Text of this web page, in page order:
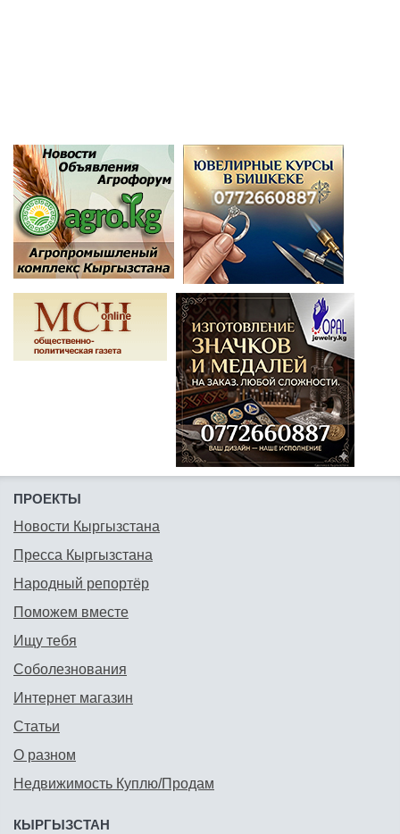
ПРОЕКТЫ
Новости Кыргызстана
Пресса Кыргызстана
Народный репортёр
Поможем вместе
Ищу тебя
Соболезнования
Интернет магазин
Статьи
О разном
Недвижимость Куплю/Продам
КЫРГЫЗСТАН